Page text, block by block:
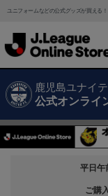
ユニフォームなどの公式グッズが買える！
鹿児島ユナイ
公式オンライ
平日午
ご購